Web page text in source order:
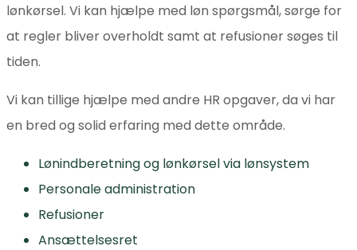
lønkørsel. Vi kan hjælpe med løn spørgsmål, sørge for
at regler bliver overholdt samt at refusioner søges til
tiden.
Vi kan tillige hjælpe med andre HR opgaver, da vi har
en bred og solid erfaring med dette område.
Lønindberetning og lønkørsel via lønsystem
Personale administration
Refusioner
Ansættelsesret